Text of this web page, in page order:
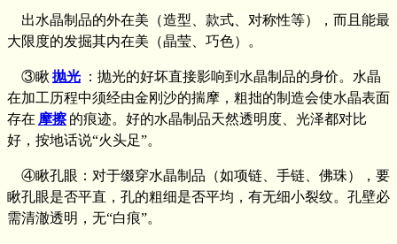
出水晶制品的外在美（造型、款式、对称性等），而且能最
大限度的发掘其内在美（晶莹、巧色）。
③瞅 抛光 ：抛光的好坏直接影响到水晶制品的身价。水晶
在加工历程中须经由金刚沙的揣摩，粗拙的制造会使水晶表面
存在 摩擦 的痕迹。好的水晶制品天然透明度、光泽都对比
好，按地话说“火头足”。
④瞅孔眼：对于缀穿水晶制品（如项链、手链、佛珠），要
瞅孔眼是否平直，孔的粗细是否平均，有无细小裂纹。孔壁必
需清澈透明，无“白痕”。